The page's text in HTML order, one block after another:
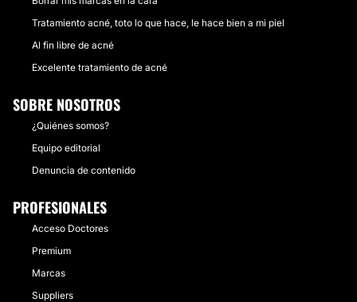
Tratamiento acné, toto lo que hace, le hace bien a mi piel
Al fin libre de acné
Excelente tratamiento de acné
SOBRE NOSOTROS
¿Quiénes somos?
Equipo editorial
Denuncia de contenido
PROFESIONALES
Acceso Doctores
Premium
Marcas
Suppliers